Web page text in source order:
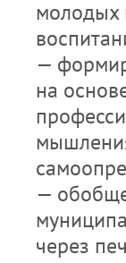
молодых
—
на
—
через